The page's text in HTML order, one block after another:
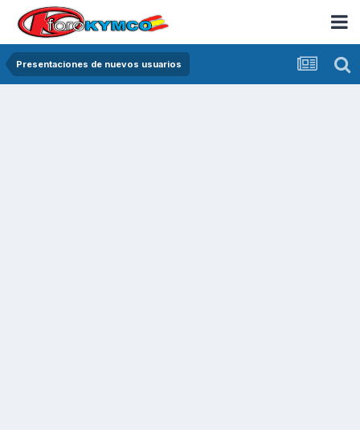
Presentaciones de nuevos usuarios